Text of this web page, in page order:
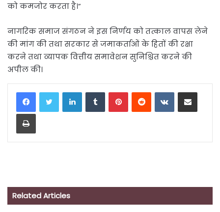
को कमजोर करता है।”
नागरिक समाज संगठन ने इस निर्णय को तत्काल वापस लेने
की मांग की तथा सरकार से जमाकर्ताओं के हितों की रक्षा
करने तथा व्यापक वित्तीय समावेशन सुनिश्चित करने की
अपील की।
LinkedInTumblrPinterestReddit VKontakteShare via Email
Print
Related Articles